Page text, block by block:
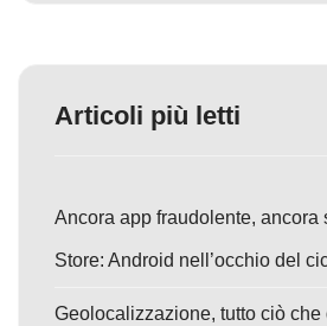
Articoli più letti
Ancora app fraudolente, ancora
Store: Android nell’occhio del
Geolocalizzazione, tutto ciò che